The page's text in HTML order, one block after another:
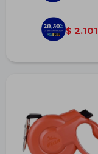
$ 2.101